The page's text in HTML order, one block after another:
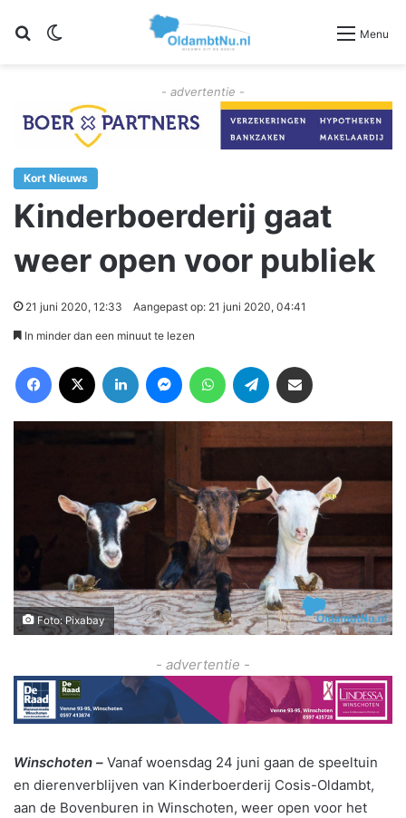
Zoeken Menu
- advertentie -
Kort Nieuws
Kinderboerderij gaat
weer open voor publiek
21 juni 2020, 12:33 Aangepast op: 21 juni 2020, 04:41
In minder dan een minuut te lezen
Foto: Pixabay
- advertentie -
Winschoten – Vanaf woensdag 24 juni gaan de speeltuin
en dierenverblijven van Kinderboerderij Cosis-Oldambt,
aan de Bovenburen in Winschoten, weer open voor het